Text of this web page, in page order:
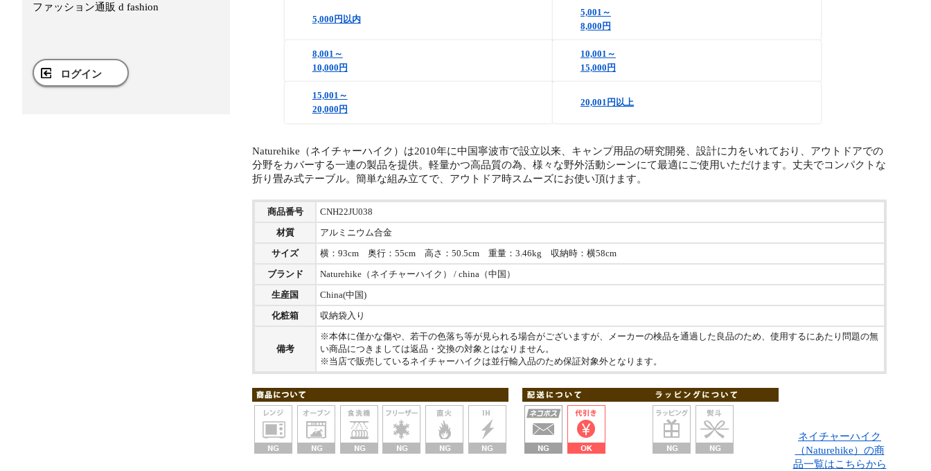
ファッション通販 d fashion
ログイン
5,000円以内
5,001～
8,000円
8,001～
10,000円
10,001～
15,000円
15,001～
20,000円
20,001円以上
Naturehike（ネイチャーハイク）は2010年に中国寧波市で設立以来、キャンプ用品の研究開発、設計に力をいれており、アウトドアでの
分野をカバーする一連の製品を提供。軽量かつ高品質の為、様々な野外活動シーンにて最適にご使用いただけます。丈夫でコンパクトな
折り畳み式テーブル。簡単な組み立てで、アウトドア時スムーズにお使い頂けます。
商品番号
CNH22JU038
材質
アルミニウム合金
サイズ
横：93cm 奥行：55cm 高さ：50.5cm 重量：3.46kg 収納時：横58cm
ブランド
Naturehike（ネイチャーハイク） / china（中国）
生産国
China(中国)
化粧箱
収納袋入り
備考
※本体に僅かな傷や、若干の色落ち等が見られる場合がございますが、メーカーの検品を通過した良品のため、使用するにあたり問題の無
い商品につきましては返品・交換の対象とはなりません。
※当店で販売しているネイチャーハイクは並行輸入品のため保証対象外となります。
ネイチャーハイク
（Naturehike）の商
品一覧はこちらから